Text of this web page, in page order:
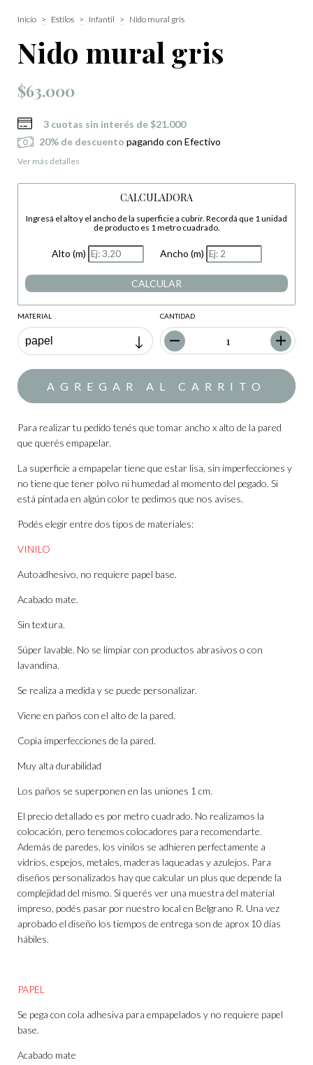
Inicio > Estilos > Infantil > Nido mural gris
Nido mural gris
$63.000
3 cuotas sin interés de $21.000
20% de descuento pagando con Efectivo
Ver más detalles
CALCULADORA
Ingresá el alto y el ancho de la superficie a cubrir. Recordá que 1 unidad
de producto es 1 metro cuadrado.
Alto (m) Ancho (m)
CALCULAR
MATERIAL CANTIDAD
Para realizar tu pedido tenés que tomar ancho x alto de la pared
que querés empapelar.
La superficie a empapelar tiene que estar lisa, sin imperfecciones y
no tiene que tener polvo ni humedad al momento del pegado. Si
está pintada en algún color te pedimos que nos avises.
Podés elegir entre dos tipos de materiales:
VINILO
Autoadhesivo, no requiere papel base.
Acabado mate.
Sin textura.
Súper lavable. No se limpiar con productos abrasivos o con
lavandina.
Se realiza a medida y se puede personalizar.
Viene en paños con el alto de la pared.
Copia imperfecciones de la pared.
Muy alta durabilidad
Los paños se superponen en las uniones 1 cm.
El precio detallado es por metro cuadrado. No realizamos la
colocación, pero tenemos colocadores para recomendarte.
Además de paredes, los vinilos se adhieren perfectamente a
vidrios, espejos, metales, maderas laqueadas y azulejos. Para
diseños personalizados hay que calcular un plus que depende la
complejidad del mismo. Si querés ver una muestra del material
impreso, podés pasar por nuestro local en Belgrano R. Una vez
aprobado el diseño los tiempos de entrega son de aprox 10 días
hábiles.
PAPEL
Se pega con cola adhesiva para empapelados y no requiere papel
base.
Acabado mate